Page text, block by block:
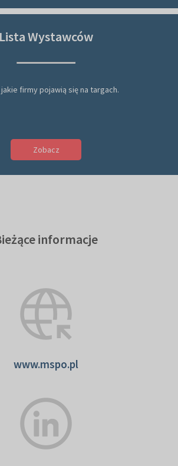
Lista Wystawców
firmy pojawią się na targach.
Zobacz
informacje
www.mspo.pl